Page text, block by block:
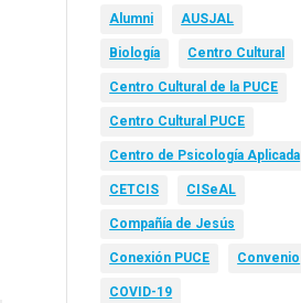
Alumni AUSJAL
Biología Centro Cultural
Centro Cultural de la PUCE
Centro Cultural PUCE
Centro de Psicología Aplicada
CETCIS CISeAL
Compañía de Jesús
Conexión PUCE Convenio
COVID-19